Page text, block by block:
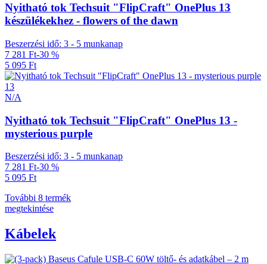
Nyitható tok Techsuit "FlipCraft" OnePlus 13
készülékekhez - flowers of the dawn
Beszerzési idő: 3 - 5 munkanap
7 281 Ft-30 %
5 095 Ft
13
N/A
Nyitható tok Techsuit "FlipCraft" OnePlus 13 -
mysterious purple
Beszerzési idő: 3 - 5 munkanap
7 281 Ft-30 %
5 095 Ft
További 8 termék
megtekintése
Kábelek